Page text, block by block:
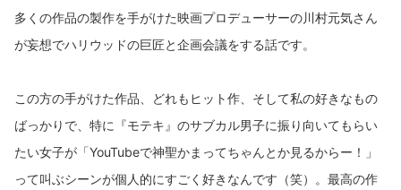
多くの作品の製作を手がけた映画プロデューサーの川村元気さん
が妄想でハリウッドの巨匠と企画会議をする話です。
この方の手がけた作品、どれもヒット作、そして私の好きなもの
ばっかりで、特に『モテキ』のサブカル男子に振り向いてもらい
たい女子が「YouTubeで神聖かまってちゃんとか見るからー！」
って叫ぶシーンが個人的にすごく好きなんです（笑）。最高の作